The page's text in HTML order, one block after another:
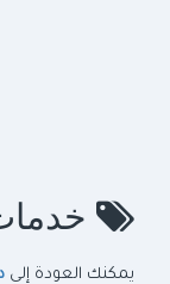
يمكنك العودة إلى